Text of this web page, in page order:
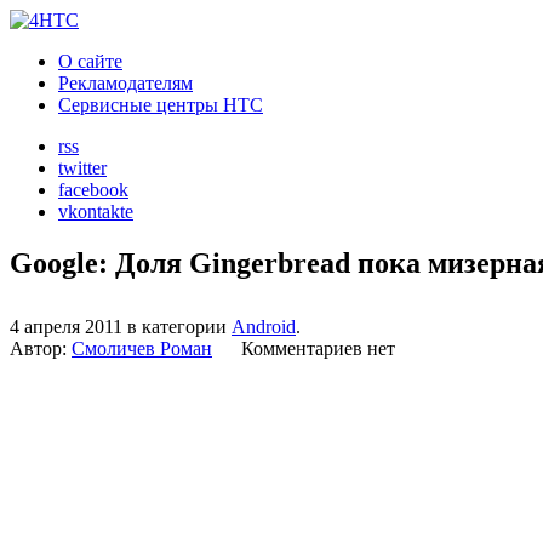
О сайте
Рекламодателям
Сервисные центры HTC
rss
twitter
facebook
vkontakte
Google: Доля Gingerbread пока
4 апреля 2011 в категории Android.
Автор: Смоличев Роман Комментариев нет